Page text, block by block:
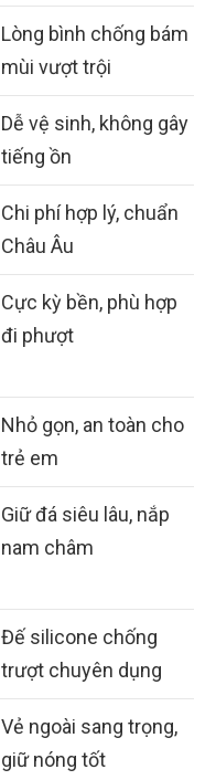
Lòng bình chống bám
mùi vượt trội
Dễ vệ sinh, không gây
tiếng ồn
Chi phí hợp lý, chuẩn
Châu Âu
Cực kỳ bền, phù hợp
đi phượt
Nhỏ gọn, an toàn cho
trẻ em
Giữ đá siêu lâu, nắp
nam châm
Đế silicone chống
trượt chuyên dụng
Vẻ ngoài sang trọng,
giữ nóng tốt